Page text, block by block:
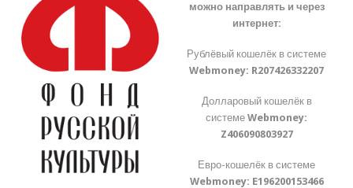
можно направлять и через
интернет:
Рублёвый кошелёк в системе
Webmoney: R207426332207
Долларовый кошелёк в
системеWebmoney:
Z406090803927
Евро-кошелёк в системе
Webmoney: E196200153466